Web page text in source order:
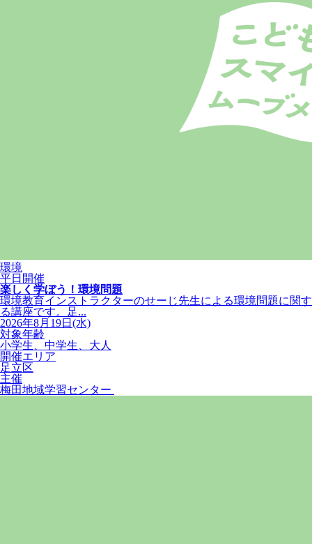
環境
平日開催
楽しく学ぼう！環境問題
環境教育インストラクターのせーじ先生による環境問題に関す
る講座です。足...
2026年8月19日(水)
対象年齢
小学生、中学生、大人
開催エリア
足立区
主催
梅田地域学習センター